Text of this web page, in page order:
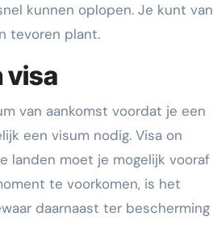
kunnen oplopen. Je kunt van
tevoren plant.
visa
van aankomst voordat je een
een visum nodig. Visa on
landen moet je mogelijk vooraf
te voorkomen, is het
daarnaast ter bescherming